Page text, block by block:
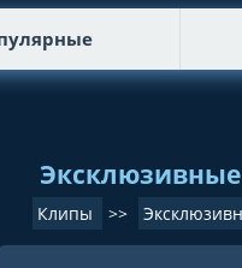
Эксклюзивные
Клипы >>